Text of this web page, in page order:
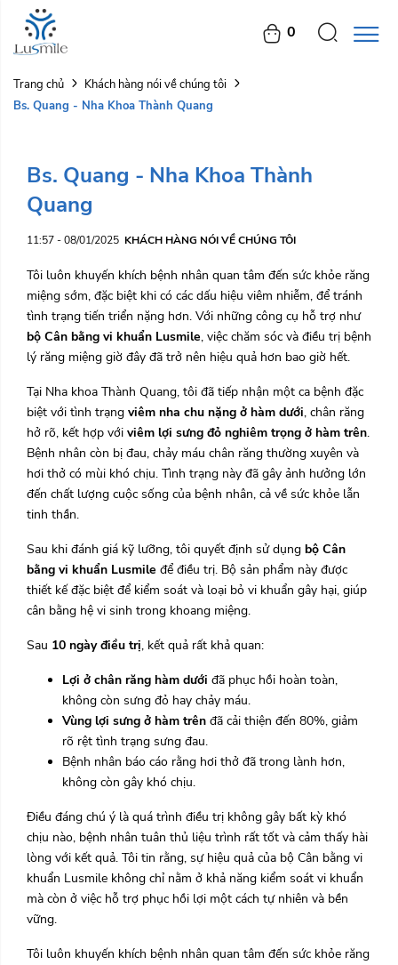
0
Trang chủ
Khách hàng nói về chúng tôi
Bs. Quang - Nha Khoa Thành Quang
Bs. Quang - Nha Khoa Thành
Quang
11:57 - 08/01/2025 KHÁCH HÀNG NÓI VỀ CHÚNG TÔI
Tôi luôn khuyến khích bệnh nhân quan tâm đến sức khỏe răng
miệng sớm, đặc biệt khi có các dấu hiệu viêm nhiễm, để tránh
tình trạng tiến triển nặng hơn. Với những công cụ hỗ trợ như
bộ Cân bằng vi khuẩn Lusmile, việc chăm sóc và điều trị bệnh
lý răng miệng giờ đây đã trở nên hiệu quả hơn bao giờ hết.
Tại Nha khoa Thành Quang, tôi đã tiếp nhận một ca bệnh đặc
biệt với tình trạng viêm nha chu nặng ở hàm dưới, chân răng
hở rõ, kết hợp với viêm lợi sưng đỏ nghiêm trọng ở hàm trên.
Bệnh nhân còn bị đau, chảy máu chân răng thường xuyên và
hơi thở có mùi khó chịu. Tình trạng này đã gây ảnh hưởng lớn
đến chất lượng cuộc sống của bệnh nhân, cả về sức khỏe lẫn
tinh thần.
Sau khi đánh giá kỹ lưỡng, tôi quyết định sử dụng bộ Cân
bằng vi khuẩn Lusmile để điều trị. Bộ sản phẩm này được
thiết kế đặc biệt để kiểm soát và loại bỏ vi khuẩn gây hại, giúp
cân bằng hệ vi sinh trong khoang miệng.
Sau 10 ngày điều trị, kết quả rất khả quan:
Lợi ở chân răng hàm dưới đã phục hồi hoàn toàn,
không còn sưng đỏ hay chảy máu.
Vùng lợi sưng ở hàm trên đã cải thiện đến 80%, giảm
rõ rệt tình trạng sưng đau.
Bệnh nhân báo cáo rằng hơi thở đã trong lành hơn,
không còn gây khó chịu.
Điều đáng chú ý là quá trình điều trị không gây bất kỳ khó
chịu nào, bệnh nhân tuân thủ liệu trình rất tốt và cảm thấy hài
lòng với kết quả. Tôi tin rằng, sự hiệu quả của bộ Cân bằng vi
khuẩn Lusmile không chỉ nằm ở khả năng kiểm soát vi khuẩn
mà còn ở việc hỗ trợ phục hồi lợi một cách tự nhiên và bền
vững.
Tôi luôn khuyến khích bệnh nhân quan tâm đến sức khỏe răng